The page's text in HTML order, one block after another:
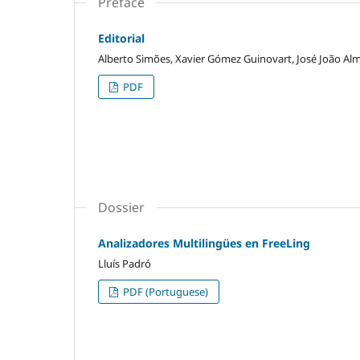
Editorial
Alberto Simões, Xavier Gómez Guinovart, José João
PDF
Dossier
Analizadores Multilingües en FreeLing
Lluís Padró
PDF (Portuguese)